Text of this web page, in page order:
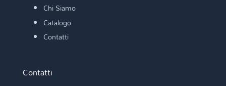
Chi Siamo
Catalogo
Contatti
Contatti